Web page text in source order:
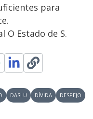
para
O Estado de S.
DASLU DÍVIDA DESPEJO